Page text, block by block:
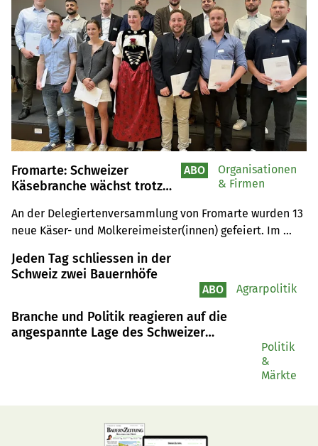
Fromarte: Schweizer
Käsebranche wächst trotz
An der Delegiertenversammlung von Fromarte wurden 13
neue Käser- und Molkereimeister(innen) gefeiert. Im
Käsewirtschaft und auch die grossen Herausforderungen
der Branche.
ABO
Organisationen
& Firmen
Jeden Tag schliessen in der
Schweiz zwei Bauernhöfe
ABO Agrarpolitik
Branche und Politik reagieren auf die
angespannte Lage des Schweizer
Politik
&
Märkte